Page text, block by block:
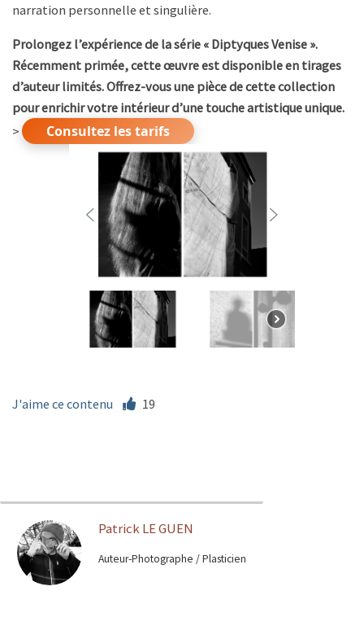
narration personnelle et singulière.
Prolongez l’expérience de la série « Diptyques Venise ».
Récemment primée, cette œuvre est disponible en tirages
d’auteur limités. Offrez-vous une pièce de cette collection
pour enrichir votre intérieur d’une touche artistique unique.
>
Consultez les tarifs
J'aime ce contenu 19
Patrick LE GUEN
Auteur-Photographe / Plasticien